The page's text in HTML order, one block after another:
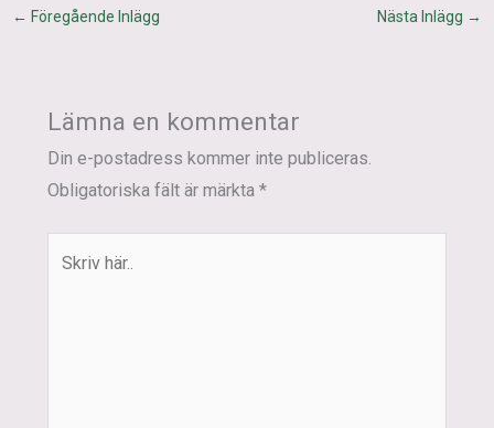
← Föregående Inlägg Nästa Inlägg →
Lämna en kommentar
Din e-postadress kommer inte publiceras.
Obligatoriska fält är märkta *